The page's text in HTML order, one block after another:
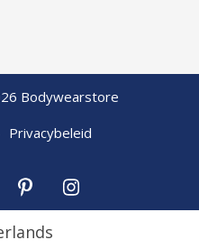
Bodywearstore
Privacybeleid
Pinterest